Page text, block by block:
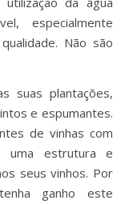
especialmente
Não são
suas plantações,
e espumantes.
de vinhas com
estrutura e
seus vinhos. Por
ganho este